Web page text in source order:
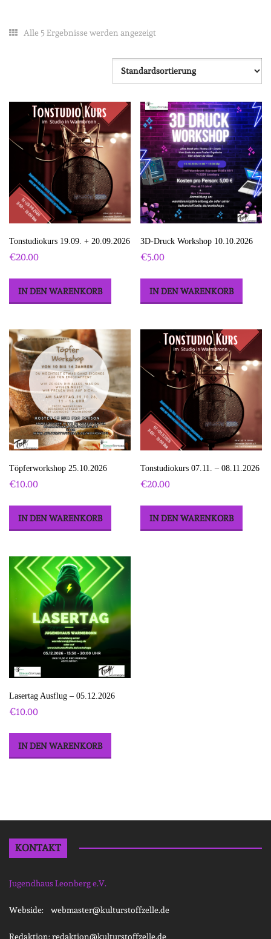
Alle 5 Ergebnisse werden angezeigt
Tonstudiokurs 19.09. + 20.09.2026
€20.00
IN DEN WARENKORB
3D-Druck Workshop 10.10.2026
€5.00
IN DEN WARENKORB
Töpferworkshop 25.10.2026
€10.00
IN DEN WARENKORB
Tonstudiokurs 07.11. – 08.11.2026
€20.00
IN DEN WARENKORB
Lasertag Ausflug – 05.12.2026
€10.00
IN DEN WARENKORB
KONTAKT
Jugendhaus Leonberg e.V.
Webside: webmaster@kulturstoffzelle.de
Redaktion: redaktion@kulturstoffzelle.de